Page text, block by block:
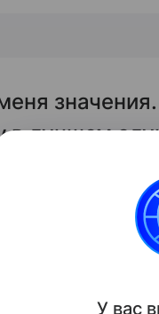
в лучшем
не
чем я
быть
«шоу-
У вас